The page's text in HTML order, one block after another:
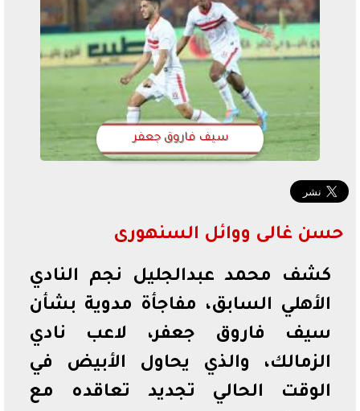
سيف فاروق جعفر
حسن غالى ووائل السنهورى
كشف محمد عبدالجليل نجم النادي
الأهلي السابق، مفاجأة مدوية بشأن
سيف فاروق جعفر، لاعب نادي
الزمالك، والذي يحاول الأبيض في
الوقت الحالي تجديد تعاقده مع